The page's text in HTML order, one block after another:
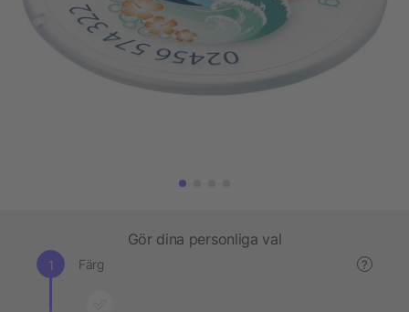
Gör dina personliga val
Färg ?